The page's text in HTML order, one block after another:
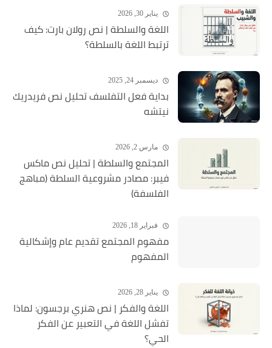
يناير 30, 2026
اللغة والسلطة | نص رولان بارت: كيف
ترتبط اللغة بالسلطة؟
ديسمبر 24, 2025
بداية فعل التفلسف تحليل نص فريدريك
نيتشه
مارس 2, 2026
المجتمع والسلطة | تحليل نص ماكس
فيبر: مصادر مشروعية السلطة (مباهج
الفلسفة)
فبراير 18, 2026
مفهوم المجتمع تقديم عام وإشكالية
المفهوم
يناير 28, 2026
اللغة والفكر | نص هنري برجسون: لماذا
تفشل اللغة في التعبير عن الفكر
الحي؟